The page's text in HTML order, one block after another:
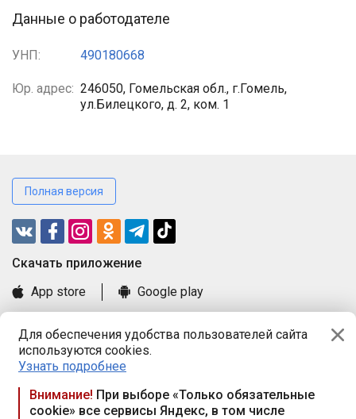
Для обеспечения удобства пользователей сайта
используются cookies.
Узнать подробнее
Внимание! При выборе «Только обязательные
cookie» все сервисы Яндекс, в том числе
Данные о работодателе
УНП: 490180668
Юр. адрес: 246050, Гомельская обл., г.Гомель,
ул.Билецкого, д. 2, ком. 1
Полная версия
Cкачать приложение
App store
Google play
Книга замечаний и предложений
Правила и документы
Praca.by © 2000—2026, ООО «ПРАЦА БАЙ»
Республика Беларусь, 220114, г. Минск, пр-т Независимости